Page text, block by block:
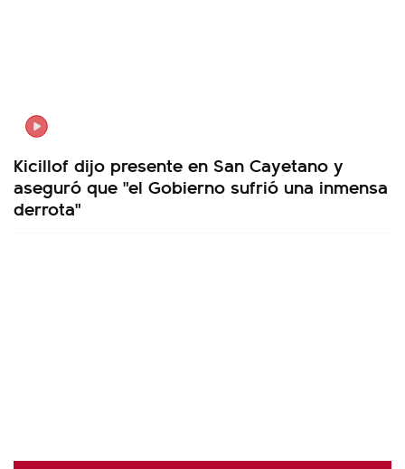
Kicillof dijo presente en San Cayetano y
aseguró que "el Gobierno sufrió una inmensa
derrota"